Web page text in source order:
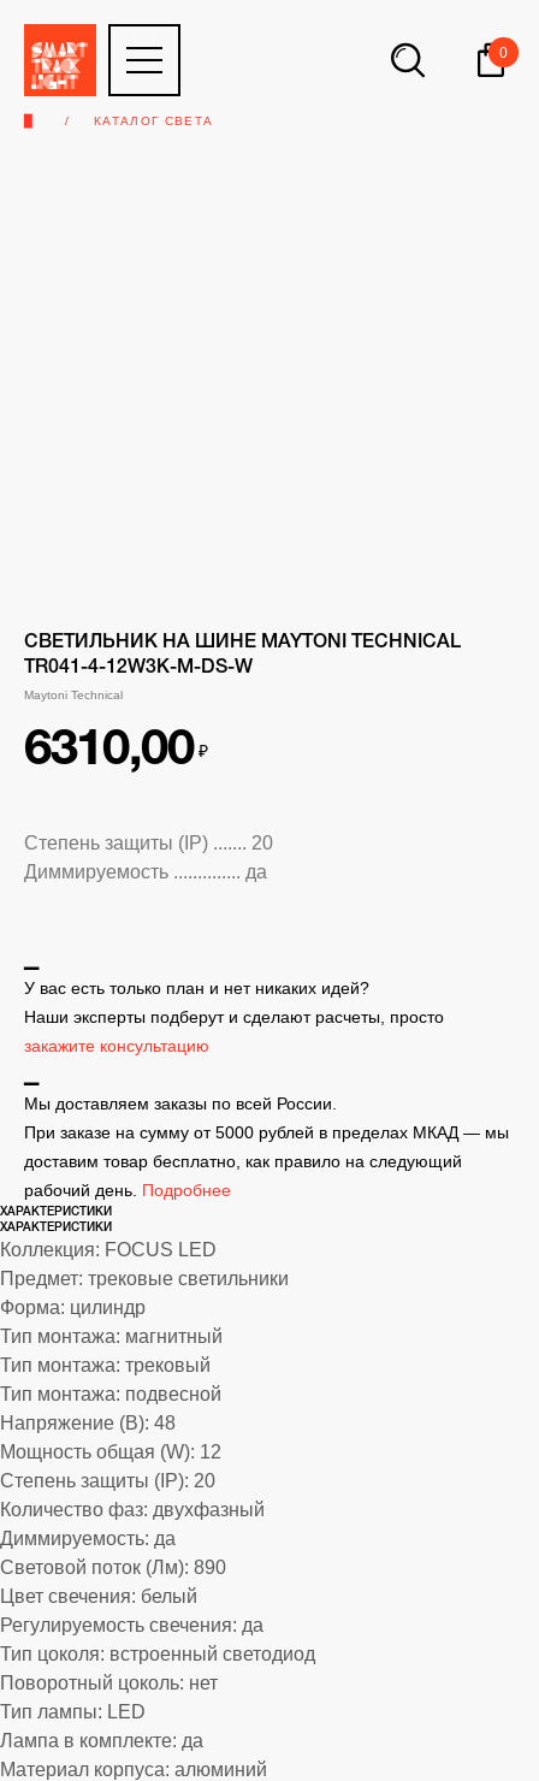
0
КАТАЛОГ СВЕТА
СВЕТИЛЬНИК НА ШИНЕ MAYTONI TECHNICAL
TR041-4-12W3K-M-DS-W
Maytoni Technical
6310,00 ₽
Степень защиты (IP) ....... 20
Диммируемость .............. да
У вас есть только план и нет никаких идей?
Наши эксперты подберут и сделают расчеты, просто
закажите консультацию
Мы доставляем заказы по всей России.
При заказе на сумму от 5000 рублей в пределах МКАД — мы
доставим товар бесплатно, как правило на следующий
рабочий день. Подробнее
ХАРАКТЕРИСТИКИ
ХАРАКТЕРИСТИКИ
Коллекция: FOCUS LED
Предмет: трековые светильники
Форма: цилиндр
Тип монтажа: магнитный
Тип монтажа: трековый
Тип монтажа: подвесной
Напряжение (В): 48
Мощность общая (W): 12
Степень защиты (IP): 20
Количество фаз: двухфазный
Диммируемость: да
Световой поток (Лм): 890
Цвет свечения: белый
Регулируемость свечения: да
Тип цоколя: встроенный светодиод
Поворотный цоколь: нет
Тип лампы: LED
Лампа в комплекте: да
Материал корпуса: алюминий